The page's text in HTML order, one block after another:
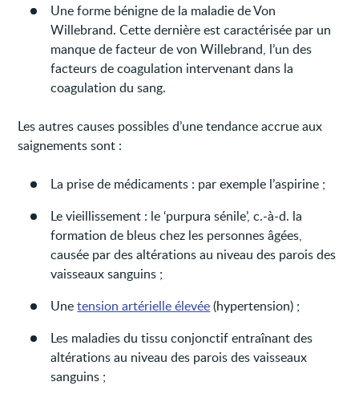
Une forme bénigne de la maladie de Von
Willebrand. Cette dernière est caractérisée par un
manque de facteur de von Willebrand, l’un des
facteurs de coagulation intervenant dans la
coagulation du sang.
Les autres causes possibles d’une tendance accrue aux
saignements sont :
La prise de médicaments : par exemple l’aspirine ;
Le vieillissement : le ‘purpura sénile’, c.-à-d. la
formation de bleus chez les personnes âgées,
causée par des altérations au niveau des parois des
vaisseaux sanguins ;
Unetension artérielle élevée(hypertension) ;
Les maladies du tissu conjonctif entraînant des
altérations au niveau des parois des vaisseaux
sanguins ;